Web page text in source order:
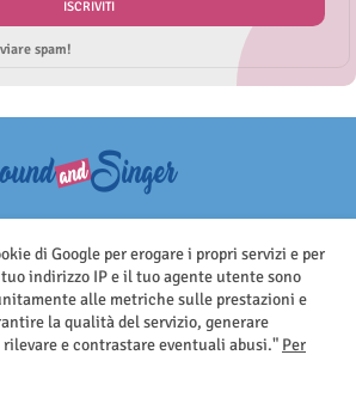
spam!
periodicità. Non può pertanto considerarsi
ai sensi della legge n.62 del 7.03.2001
di Google per erogare i propri servizi e per
indirizzo IP e il tuo agente utente sono
alle metriche sulle prestazioni e
la qualità del servizio, generare
e contrastare eventuali abusi." Per